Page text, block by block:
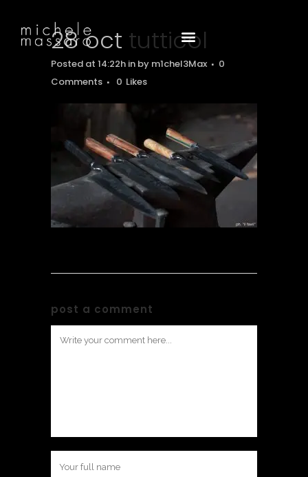
28 oct tutticol
Posted at 14:22h in by m1chel3Max
0
Comments
0 Likes
post a comment